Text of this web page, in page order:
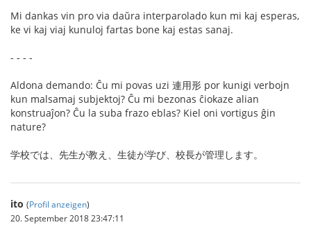
Mi dankas vin pro via daŭra interparolado kun mi kaj esperas,
ke vi kaj viaj kunuloj fartas bone kaj estas sanaj.
- - - -
Aldona demando: Ĉu mi povas uzi 連用形 por kunigi verbojn
kun malsamaj subjektoj? Ĉu mi bezonas ĉiokaze alian
konstruaĵon? Ĉu la suba frazo eblas? Kiel oni vortigus ĝin
nature?
学校では、先生が教え、生徒が学び、校長が管理します。
ito (Profil anzeigen)
20. September 2018 23:47:11